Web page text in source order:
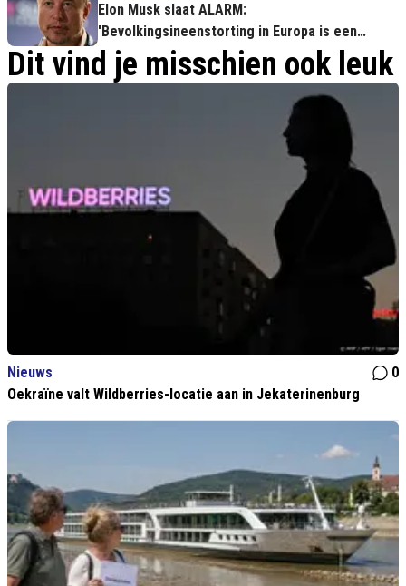
Elon Musk slaat ALARM:
'Bevolkingsineenstorting in Europa is een
ZEKERHEID'
Dit vind je misschien ook leuk
Nieuws
0
Oekraïne valt Wildberries-locatie aan in Jekaterinenburg